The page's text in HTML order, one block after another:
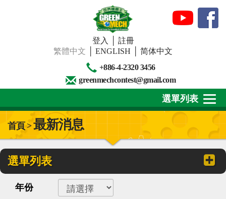
登入
註冊
繁體中文
ENGLISH
简体中文
+886-4-2320 3456
greenmechcontest@gmail.com
關於我們
下載專區
賽事活動
選單列表
首頁 >最新消息
選單列表
年份